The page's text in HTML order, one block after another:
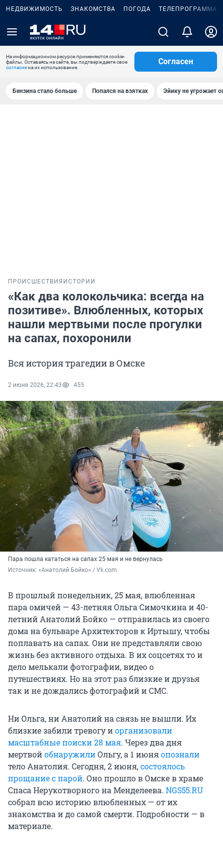
НЕДВИЖИМОСТЬ ЗНАКОМСТВА ПОГОДА ТЕЛЕПРОГРАММА
На информационном ресурсе применяются cookie-
файлы. Оставаясь на сайте, вы подтверждаете свое
согласиена их использование.
Согласен
Бензина стало больше Попался на взятках Эйику не угрожает
ПРОИСШЕСТВИЯ ИСТОРИИ
«Как два колокольчика: всегда на
позитиве». Влюбленных, которых
нашли мертвыми после прогулки
на сапах, похоронили
Вся история трагедии в Омске
2 июня 2026, 22:43 455
Пара пошла кататься на сапах 25 мая и не вернулась
Источник: «Анатолий Бойко» / Vk.com
В прошлый понедельник, 25 мая, влюбленная
пара омичей — 43-летняя Ольга Симочкина и 40-
летний Анатолий Бойко — отправилась из своего
дома на бульваре Архитекторов к Иртышу, чтобы
поплавать на сапах. Они не представляли свою
жизнь без активного отдыха. В их соцсетях то и
дело мелькали фотографии, видео о
путешествиях. Но на этот раз близкие и друзья
так и не дождались фотографий и СМС.
Ни Ольга, ни Анатолий на связь не вышли. Их
близкие забили тревогу иорганизовали
масштабные поиски 28 мая. Через два дня
мертвойобнаружилиОльгу, а 1 июняопознали
тело Анатолия. Сегодня, 2 июня,состоялось
прощание с парой. Оно прошло в Омске в храме
Спаса Нерукотворного на Менделеева. NGS55.RU
собрал всю историю влюбленных — от их
знакомства и до самой смерти. Подробности — в
материале.